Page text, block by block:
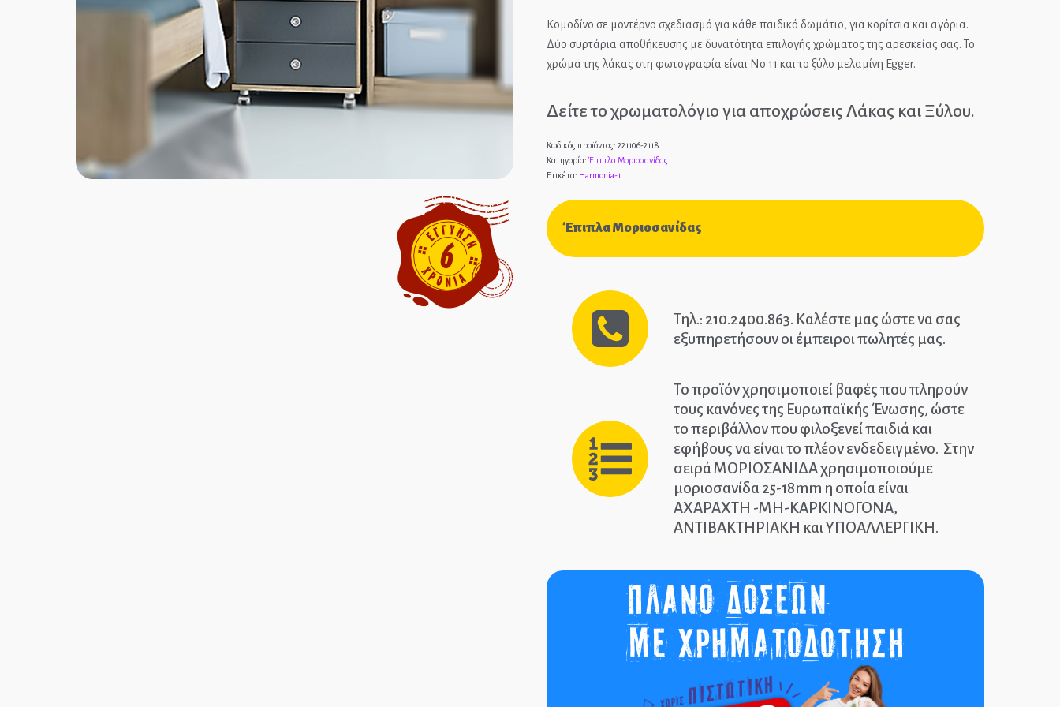
Παιδικές Βιβλιοθήκες
Παιδικές Ντουλάπες
Παιδικά Γραφεία
Παιδικές Βιβλιοθήκες
Παιδικές Ντουλάπες
Παιδικά Γραφεία
ΝΤΥΜΕΝΑ ΚΑΙ
ΜΕΤΑΛΛΙΚΑ
Κομοδίνο σε μοντέρνο σχεδιασμό για κάθε παιδικό δωμάτιο, για κορίτσια και αγόρια.
Δύο συρτάρια αποθήκευσης με δυνατότητα επιλογής χρώματος της αρεσκείας σας. Το
χρώμα της λάκας στη φωτογραφία είναι Νο 11 και το ξύλο μελαμίνη Egger.
Δείτε το χρωματολόγιο για αποχρώσεις Λάκας και Ξύλου.
Κωδικός προϊόντος: 221106-2118
Κατηγορία: Έπιπλα Μοριοσανίδας
Ετικέτα: Harmonia-1
Έπιπλα Μοριοσανίδας
Τηλ.: 210.2400.863. Καλέστε μας ώστε να σας
εξυπηρετήσουν οι έμπειροι πωλητές μας.
Το προϊόν χρησιμοποιεί βαφές που πληρούν
τους κανόνες της Ευρωπαϊκής Ένωσης, ώστε
το περιβάλλον που φιλοξενεί παιδιά και
εφήβους να είναι το πλέον ενδεδειγμένο. Στην
σειρά ΜΟΡΙΟΣΑΝΙΔΑ χρησιμοποιούμε
μοριοσανίδα 25-18mm η οποία είναι
ΑΧΑΡΑΧΤΗ -ΜΗ-ΚΑΡΚΙΝΟΓΟΝΑ,
ΑΝΤΙΒΑΚΤΗΡΙΑΚΗ και ΥΠΟΑΛΛΕΡΓΙΚΗ.